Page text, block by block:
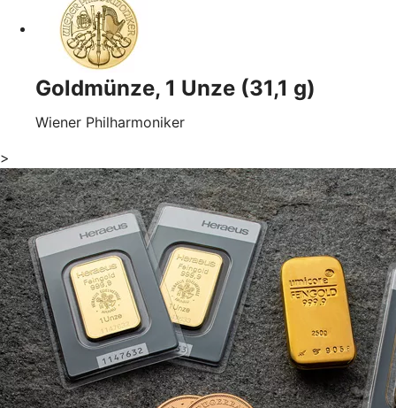
Goldmünze, 1 Unze (31,1 g)
Wiener Philharmoniker
>